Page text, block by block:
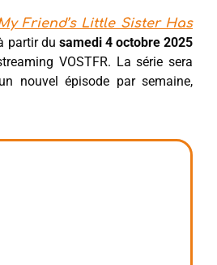
Friend’s Little Sister Has
partir du samedi 4 octobre 2025
VOSTFR. La série sera
nouvel épisode par semaine,